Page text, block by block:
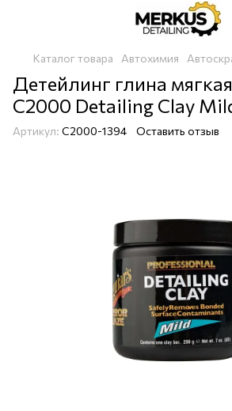
Каталог товара Автохимия
Детейлинг глина
C2000 Detailing Clay
Артикул: C2000-1394 Оставить отзыв